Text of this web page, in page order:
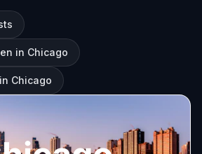
in Chicago
Chicago